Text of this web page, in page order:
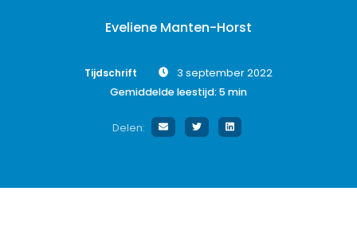
Eveliene Manten-Horst
Tijdschrift
3 september 2022
Gemiddelde leestijd: 5 min
Delen: